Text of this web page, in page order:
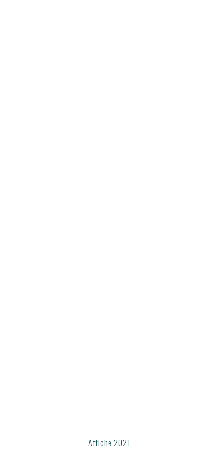
Affiche 2021